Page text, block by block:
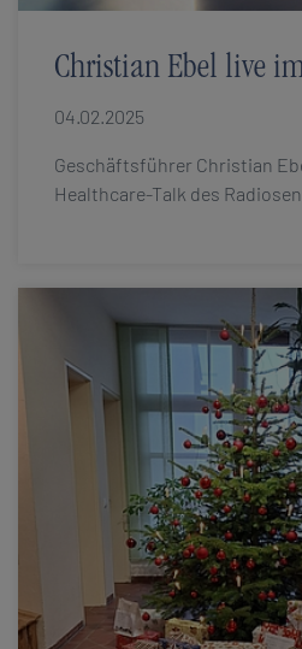
Christian Ebel live
04.02.2025
Geschäftsführer Christian
Healthcare-Talk des